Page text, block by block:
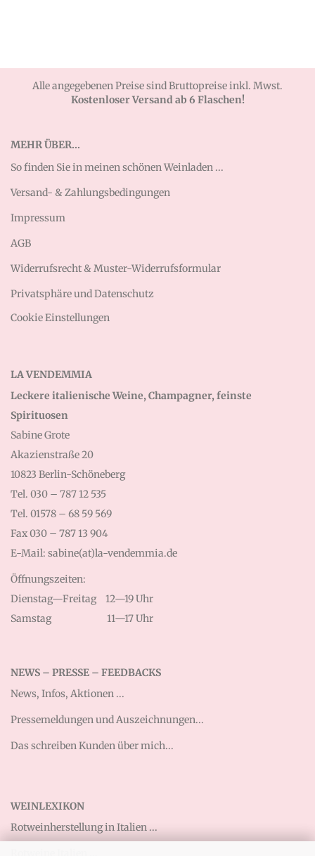
Alle angegebenen Preise sind Bruttopreise inkl. Mwst.
Kostenloser Versand ab 6 Flaschen!
MEHR ÜBER...
So finden Sie in meinen schönen Weinladen ...
Versand- & Zahlungsbedingungen
Impressum
AGB
Widerrufsrecht & Muster-Widerrufsformular
Privatsphäre und Datenschutz
Cookie Einstellungen
LA VENDEMMIA
Leckere italienische Weine, Champagner, feinste
Spirituosen
Sabine Grote
Akazienstraße 20
10823 Berlin-Schöneberg
Tel. 030 – 787 12 535
Tel. 01578 – 68 59 569
Fax 030 – 787 13 904
E-Mail: sabine(at)la-vendemmia.de
Öffnungszeiten:
Dienstag—Freitag
Samstag
12—19 Uhr
11—17 Uhr
NEWS – PRESSE – FEEDBACKS
News, Infos, Aktionen ...
Pressemeldungen und Auszeichnungen...
Das schreiben Kunden über mich...
WEINLEXIKON
Rotweinherstellung in Italien ...